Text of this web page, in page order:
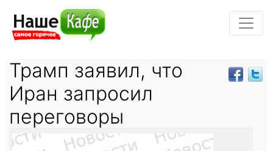
Трамп заявил, что
Иран запросил
переговоры